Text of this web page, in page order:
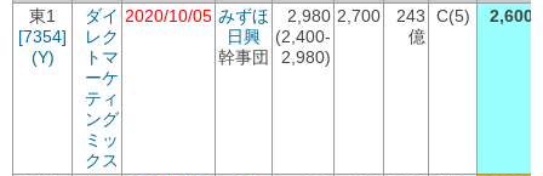
東1
[7354]
(Y)
ダイ
レク
トマ
ーケ
ティ
ング
ミッ
クス
2020/10/05 みずほ
日興
幹事団
2,980
(2,400-
2,980)
2,700
243
億
C(5) 2,600